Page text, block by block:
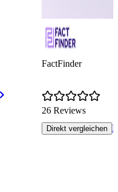
FactFinder
26 Reviews
Direkt vergleichen